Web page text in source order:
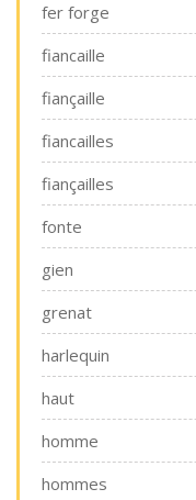
fer forge
fiancaille
fiançaille
fiancailles
fiançailles
fonte
gien
grenat
harlequin
haut
homme
hommes